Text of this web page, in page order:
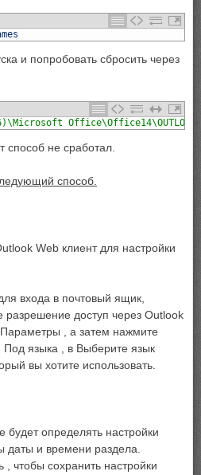
и попробовать сбросить через
не сработал.
способ.
Web клиент для настройки
входа в почтовый ящик,
доступ через Outlook
, а затем нажмите
языка , в Выберите язык
вы хотите использовать.
будет определять настройки
и времени раздела.
чтобы сохранить настройки